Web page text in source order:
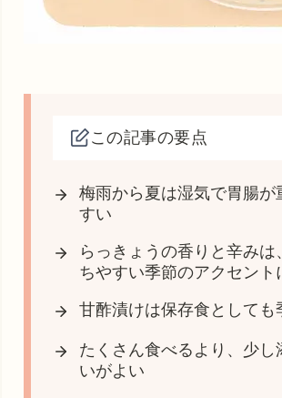
この記事の要点
梅雨から夏は湿気で胃腸が
すい
らっきょうの香りと辛みは
ちやすい季節のアクセント
甘酢漬けは保存食としても
たくさん食べるより、少し
いがよい